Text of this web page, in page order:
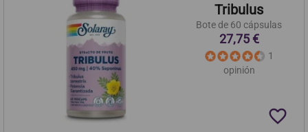
Tribulus
Bote de 60 cápsulas
27,75 €
1
opinión
favorite_border